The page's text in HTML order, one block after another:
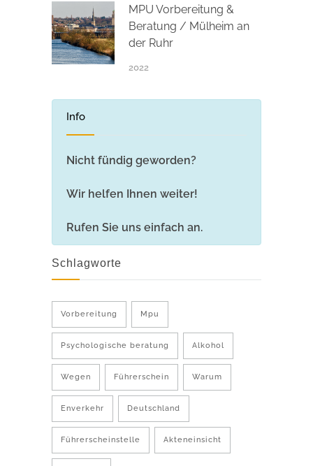
MPU Vorbereitung &
Beratung / Mülheim an
der Ruhr
2022
Info
Nicht fündig geworden?
Wir helfen Ihnen weiter!
Rufen Sie uns einfach an.
Schlagworte
Vorbereitung Mpu
Psychologische beratung Alkohol
Wegen Führerschein Warum
Enverkehr Deutschland
Führerscheinstelle Akteneinsicht